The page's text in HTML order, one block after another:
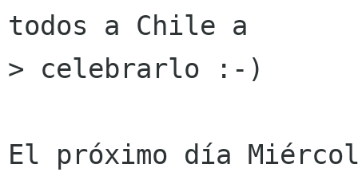
todos a Chile a
> celebrarlo :-)
El próximo día